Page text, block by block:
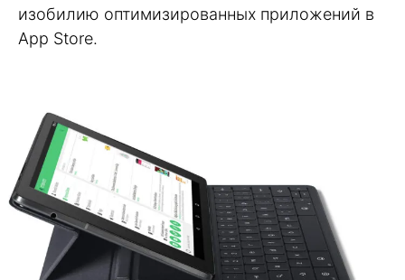
изобилию оптимизированных приложений в
App Store.